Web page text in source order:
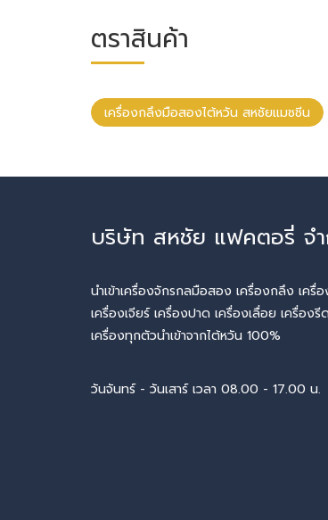
ตราสินค้า
เครื่องกลึงมือสองไต้หวัน สหชัยแมชชีน
บริษัท สหชัย แฟคตอรี่ จ
นำเข้าเครื่องจักรกลมือสอง เครื่องกลึง เครื่
เครื่องเจียร์ เครื่องปาด เครื่องเลื่อย เครื่องรี
เครื่องทุกตัวนำเข้าจากไต้หวัน 100%
วันจันทร์ - วันเสาร์ เวลา 08.00 - 17.00 น.